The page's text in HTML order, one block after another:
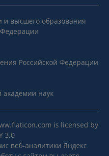
и высшего образования
Российской Федерации
академии наук
is licensed by
3.0
веб-аналитики Яндекс